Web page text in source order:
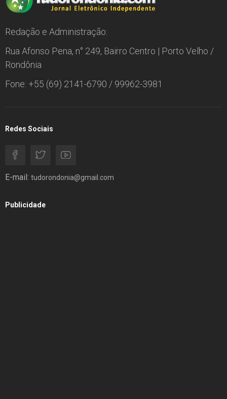
Redação e Administração:
Rua Afonso Pena, n° 249, Bairro Centro | Porto Velho /
Rondônia
Fone: +55 (69) 2141-6790 / 99962-3981
Redes Sociais
E-mail: tudorondonia@gmail.com
Publicidade